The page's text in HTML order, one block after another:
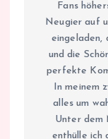
Fans
Neugier auf
eingeladen,
und die
perfekte
In meinem
alles um
Unter dem
enthülle ich